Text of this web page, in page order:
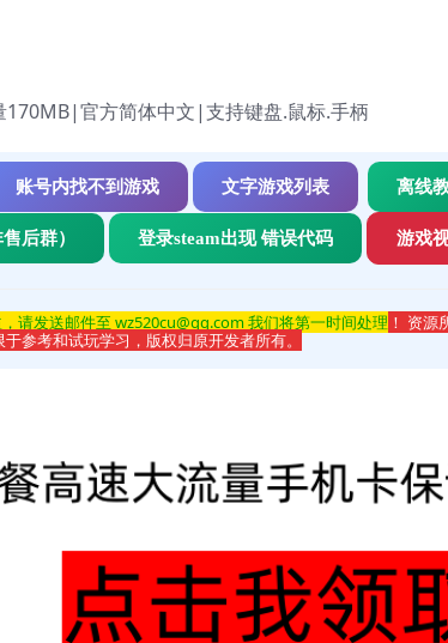
官方简体中文|支持键盘.鼠标.手柄
账号内找不到游戏 文字游戏列表 离线
后群） 登录steam出现 错误代码 游戏
请发送邮件至 wz520cu@qq.com 我们将第一时间处理 ！ 资
参考和试玩学习，版权归原开发者所有。